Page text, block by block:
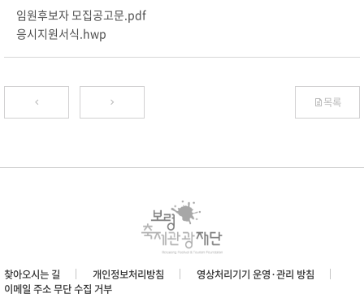
임원후보자 모집공고문.pdf
응시지원서식.hwp
목록
찾아오시는 길 개인정보처리방침
영상처리기기 운영·관리 방침
이메일 주소 무단 수집 거부